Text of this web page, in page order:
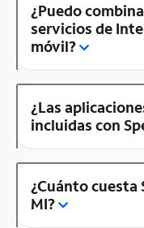
¿Puedo
servicios de
móvil?
¿Las
incluidas con
¿Cuánto cuesta
MI?